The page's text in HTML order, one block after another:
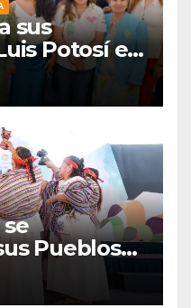
sus
Potosí en
Pueblos
Dennise
del